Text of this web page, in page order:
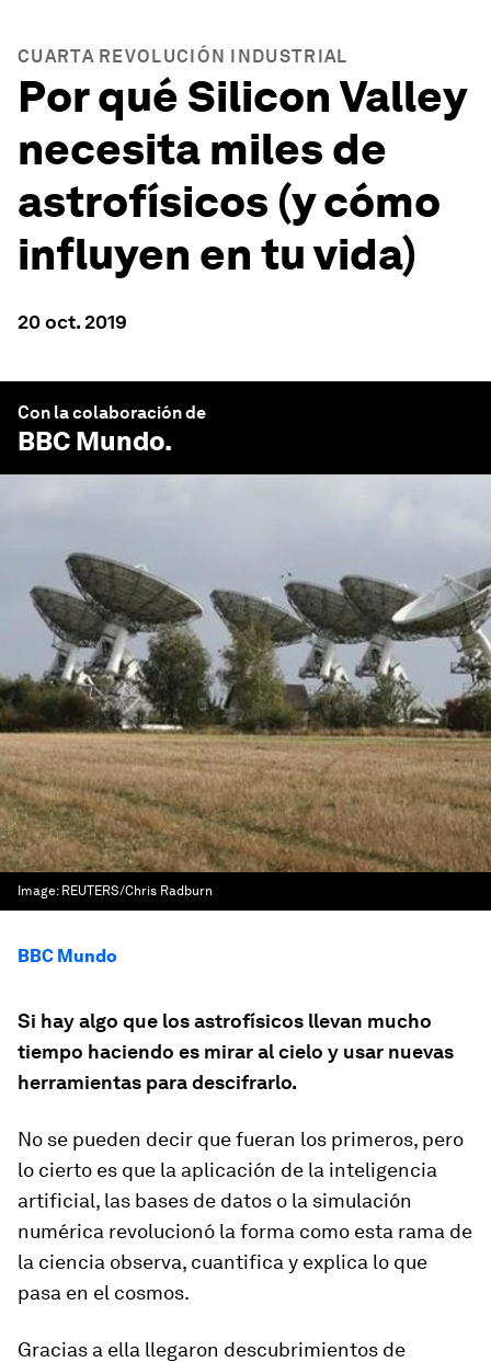
CUARTA REVOLUCIÓN INDUSTRIAL
Por qué Silicon Valley
necesita miles de
astrofísicos (y cómo
influyen en tu vida)
20 oct. 2019
Con la colaboración de
BBC Mundo.
Image: REUTERS/Chris Radburn
BBC Mundo
Si hay algo que los astrofísicos llevan mucho
tiempo haciendo es mirar al cielo y usar nuevas
herramientas para descifrarlo.
No se pueden decir que fueran los primeros, pero
lo cierto es que la aplicación de la inteligencia
artificial, las bases de datos o la simulación
numérica revolucionó la forma como esta rama de
la ciencia observa, cuantifica y explica lo que
pasa en el cosmos.
Gracias a ella llegaron descubrimientos de